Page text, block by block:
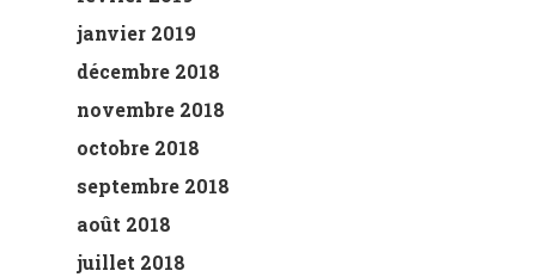
janvier 2019
décembre 2018
novembre 2018
octobre 2018
septembre 2018
août 2018
juillet 2018